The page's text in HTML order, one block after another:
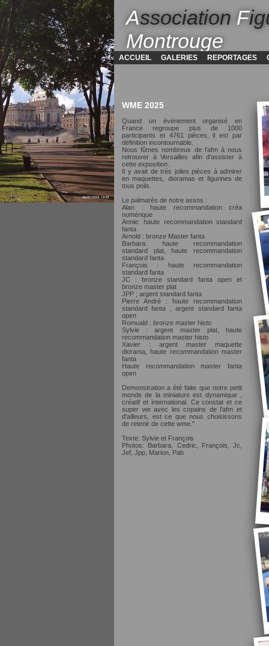
Association F
Montrouge
ACCUEIL GALERIES REPORTAGES
WME 2025
Quand un événement organisé en
France regroupe plus de 1000
participants et 4761 pièces, il est par
définition incontournable.
Nous fûmes nombreux de l'afm à nous
retrouver à Versailles afin d'assister à
cette exposition.
Il y avait de très jolies pièces à admirer
en maquettes, dioramas et figurines de
tous poils.
Le palmarès de notre assos :
Alan : haute recommandation créa
numérique
Annie: haute recommandation standard
fanta
Arnold : bronze Master fanta
Barbara: haute recommandation
standard plat, haute recommandation
standard fanta
François : haute recommandation
standard fanta
JC : bronze standard fanta open et
bronze master plat
JPP ; argent standard fanta
Pierre André : haute recommandation
standard fanta , argent standard fanta
open
Romuald : bronze master histo
Sylvie : argent master plat, haute
recommandation master histo
Xavier : argent master maquette
diorama, haute recommandation master
fanta
Haute recommandation master fanta
open
Demonstration a été faite que notre petit
monde de la miniature est dynamique ,
créatif et international. Ce constat et ce
super we avec les copains de l'afm et
d'ailleurs, est ce que nous choisissons
de retenir de cette wme."
Texte: Sylvie et François
Photos: Barbara, Cedric, François, Jc,
Jef, Jpp, Marion, Pab